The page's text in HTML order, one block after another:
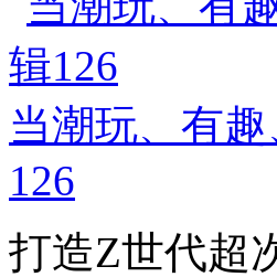
当潮玩、有
126
打造Z世代超